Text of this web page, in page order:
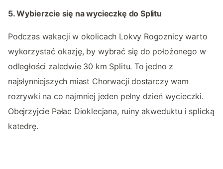
5. Wybierzcie się na wycieczkę do Splitu
Podczas wakacji w okolicach Lokvy Rogoznicy warto
wykorzystać okazję, by wybrać się do położonego w
odległości zaledwie 30 km Splitu. To jedno z
najsłynniejszych miast Chorwacji dostarczy wam
rozrywki na co najmniej jeden pełny dzień wycieczki.
Obejrzyjcie Pałac Dioklecjana, ruiny akweduktu i splicką
katedrę.